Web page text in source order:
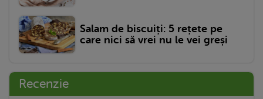
Salam de biscuiți: 5 rețete pe
care nici să vrei nu le vei greși
Recenzie